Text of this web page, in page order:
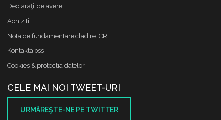
Declaraţii de avere
Achizitii
Nota de fundamentare cladire ICR
Kontakta oss
Cookies & protectia datelor
CELE MAI NOI TWEET-URI
URMĂREŞTE-NE PE TWITTER